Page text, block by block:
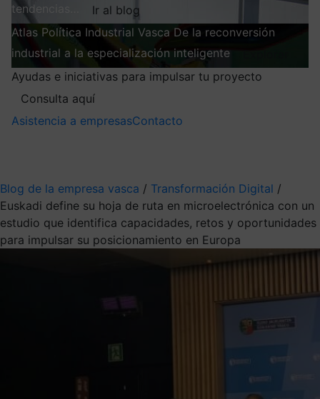
tendencias…
Ir al blog
Atlas Política Industrial Vasca De la reconversión
industrial a la especialización inteligente
Ayudas e iniciativas para impulsar tu proyecto
Consulta aquí
Asistencia a empresasContacto
Blog de la empresa vasca / Transformación Digital /
Euskadi define su hoja de ruta en microelectrónica con un
estudio que identifica capacidades, retos y oportunidades
para impulsar su posicionamiento en Europa